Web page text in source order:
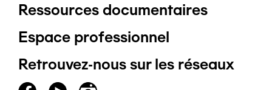
Pied
de
page
Ressources documentaires
Espace professionnel
Retrouvez-nous sur les réseaux